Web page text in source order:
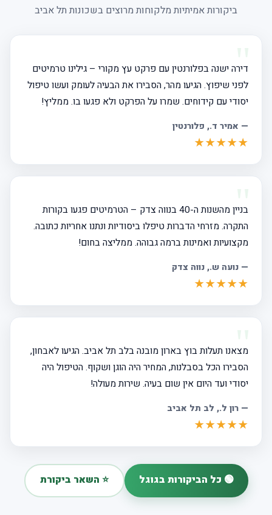
ביקורות אמיתיות מלקוחות מרוצים בשכונות תל אביב
דירה ישנה בפלורנטין עם פרקט עץ מקורי – גילינו טרמיטים
לפני שיפוץ. הגיעו מהר, הסבירו את הבעיה לעומק ועשו טיפול
יסודי עם קידוחים. שמרו על הפרקט ולא פגעו בו. ממליץ!
— אמיר ד., פלורנטין
★★★★★
בניין מהשנות ה-40 בנווה צדק – הטרמיטים פגעו בקורות
התקרה. מזרחי הדברות טיפלו ביסודיות ונתנו אחריות כתובה.
מקצועיות ואמינות ברמה גבוהה. ממליצה בחום!
— נועה ש., נווה צדק
★★★★★
מצאנו תעלות בוץ בארון מובנה בלב תל אביב. הגיעו לאבחון,
הסבירו הכל בסבלנות, המחיר היה הוגן ושקוף. הטיפול היה
יסודי ועד היום אין שום בעיה. שירות מעולה!
— רון ל., לב תל אביב
★★★★★
🟢 כל הביקורות בגוגל ⭐ השאר ביקורת